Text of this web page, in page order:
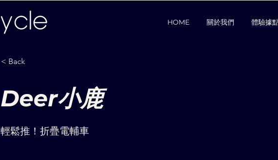
HOME 關於我們 體驗據
< Back
Deer小鹿
輕鬆推！折疊電輔車